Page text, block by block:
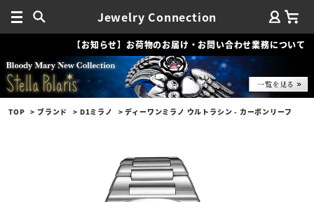
Jewelry Connection
【お知らせ】お荷物のお届け・お問い合わせ業務について
TOP ブランド D1ミラノ ディーワンミラノ ウルトラシン - カーボンリーフ